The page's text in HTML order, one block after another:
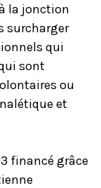
la jonction
surcharger
qui
sont
ou
et
financé grâce